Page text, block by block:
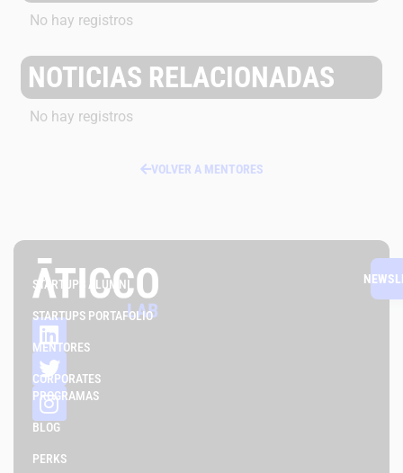
No hay registros
NOTICIAS RELACIONADAS
No hay registros
VOLVER A MENTORES
STARTUPS ALUMNI
STARTUPS PORTAFOLIO
MENTORES
CORPORATES
PROGRAMAS
BLOG
PERKS